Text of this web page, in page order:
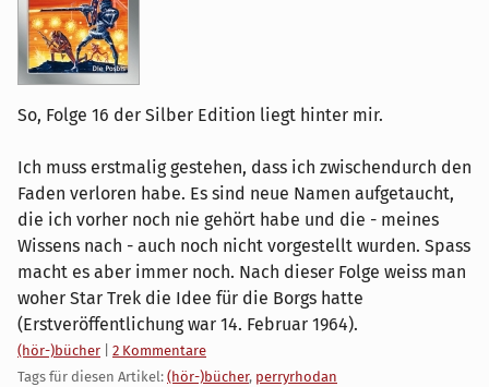
So, Folge 16 der Silber Edition liegt hinter mir.
Ich muss erstmalig gestehen, dass ich zwischendurch den
Faden verloren habe. Es sind neue Namen aufgetaucht,
die ich vorher noch nie gehört habe und die - meines
Wissens nach - auch noch nicht vorgestellt wurden. Spass
macht es aber immer noch. Nach dieser Folge weiss man
woher Star Trek die Idee für die Borgs hatte
(Erstveröffentlichung war 14. Februar 1964).
Kategorien:
(hör-)bücher
2 Kommentare
Tags für diesen Artikel: (hör-)bücher, perryrhodan